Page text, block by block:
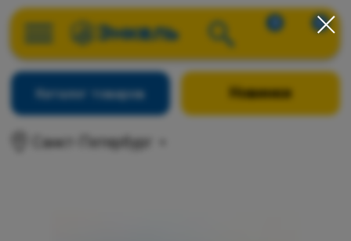
Каталог товаров Новинки
Санкт-Петербург